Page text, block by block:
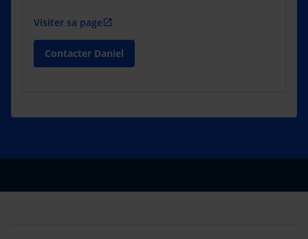
Visiter sa page open_in_new
Contacter Daniel